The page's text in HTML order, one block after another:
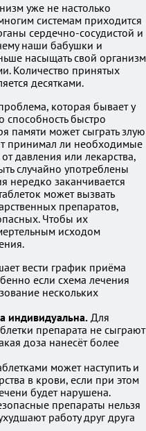
уже не настолько
системам приходится
сердечно-сосудистой и
наши бабушки и
насыщать свой организм
Количество принятых
десятками.
которая бывает у
способность быстро
памяти может сыграть злую
принимал ли необходимые
давления или лекарства,
случайно употреблены
нередко заканчивается
может вызвать
препаратов,
Чтобы их
исходом
вести график приёма
если схема лечения
нескольких
индивидуальна. Для
препарата не сыграют
доза нанесёт более
может наступить и
в крови, если при этом
будет нарушена.
препараты нельзя
работу друг друга